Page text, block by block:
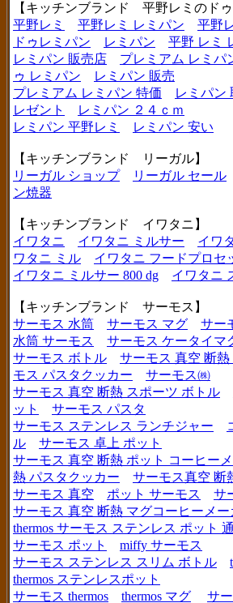
【キッチンブランド 平野レミのドゥ
平野レミ
平野レミ レミパン 平野
ドゥレミパン
レミパン
平野 レミ
レミパン 販売店
プレミアム レミパ
ゥ レミパン
レミパン 販売
プレミアム レミパン 特価
レミパン
レゼント
レミパン ２４ｃｍ
レミパン 平野レミ
レミパン 安い
【キッチンブランド リーガル】
リーガル ショップ
リーガル セール
ン焼器
【キッチンブランド イワタニ】
イワタニ
イワタニ ミルサー イワ
ワタニ ミル
イワタニ フードプロセ
イワタニ ミルサー 800 dg
イワタニ
【キッチンブランド サーモス】
サーモス 水筒
サーモス マグ サー
水筒 サーモス
サーモス ケータイマ
サーモス ボトル
サーモス 真空 断
モス パスタクッカー
サーモス㈱
サーモス 真空 断熱 スポーツ ボトル
ット
サーモス パスタ
サーモス ステンレス ランチジャー
ル
サーモス 卓上 ポット
サーモス 真空 断熱 ポット コーヒー
熱 パスタクッカー
サーモス真空 断
サーモス 真空
ポット サーモス サ
サーモス 真空 断熱 マグコーヒーメー
thermos サーモス ステンレス ポット
サーモス ポット
miffy サーモス
サーモス ステンレス スリム ボトル
thermos ステンレスポット
サーモス thermos
thermos マグ サ